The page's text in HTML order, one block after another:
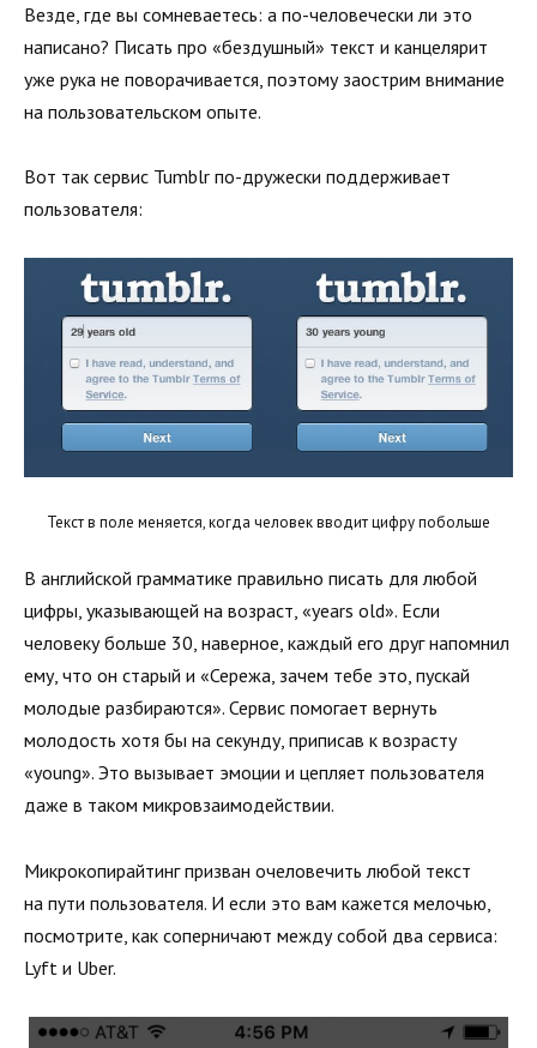
Везде, где вы сомневаетесь: а по-человечески ли это
написано? Писать про «бездушный» текст и канцелярит
уже рука не поворачивается, поэтому заострим внимание
на пользовательском опыте.
Вот так сервис Tumblr по-дружески поддерживает
пользователя:
Текст в поле меняется, когда человек вводит цифру побольше
В английской грамматике правильно писать для любой
цифры, указывающей на возраст, «years old». Если
человеку больше 30, наверное, каждый его друг напомнил
ему, что он старый и «Сережа, зачем тебе это, пускай
молодые разбираются». Сервис помогает вернуть
молодость хотя бы на секунду, приписав к возрасту
«young». Это вызывает эмоции и цепляет пользователя
даже в таком микровзаимодействии.
Микрокопирайтинг призван очеловечить любой текст
на пути пользователя. И если это вам кажется мелочью,
посмотрите, как соперничают между собой два сервиса:
Lyft и Uber.